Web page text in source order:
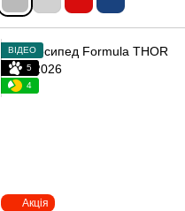
Акція
ВІДЕО
5
4